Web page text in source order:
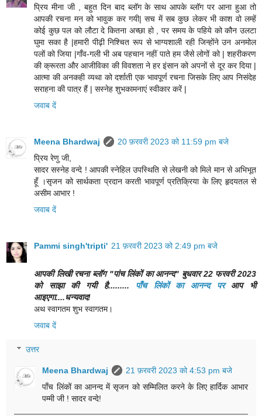
प्रिय मीना जी , बहुत दिन बाद ब्लॉग के साथ आपके ब्लॉग पर आना हुआ तो
आपकी रचना मन को भावुक कर गयी| सच में सब कुछ लेकर भी काश वो लम्हें
कोई कुछ पल को लौटा दे कितना अच्छा हो , पर समय के पहिये को कौन उलटा
घुमा सका है |हमारी पीढ़ी निश्चित रूप से भाग्यशाली रही जिन्होंने उन अनमोल
पलों को जिया |गाँव-गली भी अब पहचान नहीं पाते हम जैसे लोगों को | शहरीकरण
की क्रूरता और आजीविका की विवशता ने हर इंसान को अपनों से दूर कर दिया |
आत्मा की अनकही व्यथा को दर्शाती एक भावपूर्ण रचना जिसके लिए आप निसंदेह
सराहना की पात्र हैं | सस्नेह शुभकामनाएं स्वीकार करें |
जवाब दें
Meena Bhardwaj
20 फ़रवरी 2023 को 11:59 pm बजे
प्रिय रेणु जी,
सादर सस्नेह वन्दे ! आपकी स्नेहिल उपस्थिति से लेखनी को मिले मान से अभिभूत
हूँ ।सृजन को सार्थकता प्रदान करती भावपूर्ण प्रतिक्रिया के लिए हृदयतल से
असीम आभार !
जवाब दें
Pammi singh'tripti' 21 फ़रवरी 2023 को 2:49 pm बजे
आपकी लिखी रचना ब्लॉग "पांच लिंकों का आनन्द" बुधवार 22 फरवरी 2023
को साझा की गयी है......... पाँच लिंकों का आनन्द पर आप भी
आइएगा....धन्यवाद!
अथ स्वागतम शुभ स्वागतम।
जवाब दें
उत्तर
Meena Bhardwaj
21 फ़रवरी 2023 को 4:53 pm बजे
पाँच लिंकों का आनन्द में सृजन को सम्मिलित करने के लिए हार्दिक आभार
पम्मी जी ! सादर वन्दे!